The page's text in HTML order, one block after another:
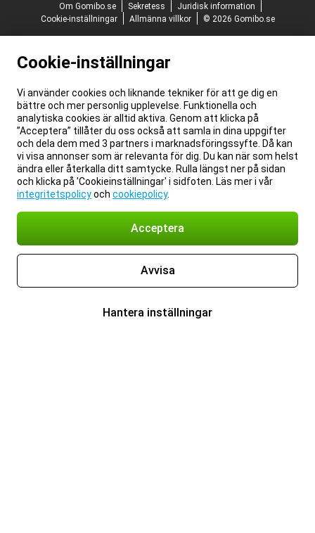
Om Gomibo.se
Sekretess
Juridisk information
Cookie-inställningar
Allmänna villkor © 2026 Gomibo.se
Cookie-inställningar
Vi använder cookies och liknande tekniker för att ge dig en
bättre och mer personlig upplevelse. Funktionella och
analytiska cookies är alltid aktiva. Genom att klicka på
”Acceptera” tillåter du oss också att samla in dina uppgifter
och dela dem med 3 partners i marknadsföringssyfte. Då kan
vi visa annonser som är relevanta för dig. Du kan när som helst
ändra eller återkalla ditt samtycke. Rulla längst ner på sidan
och klicka på 'Cookieinställningar' i sidfoten. Läs mer i vår
integritetspolicyoch cookiepolicy.
Acceptera
Avvisa
Hantera inställningar